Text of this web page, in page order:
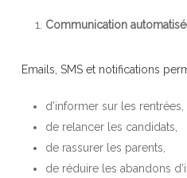
Communication
Emails, SMS et notifications
d’informer sur les rentrées,
de relancer les candidats,
de rassurer les parents,
de réduire les abandons